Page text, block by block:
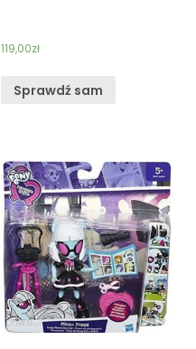
119,00zł
Sprawdź sam